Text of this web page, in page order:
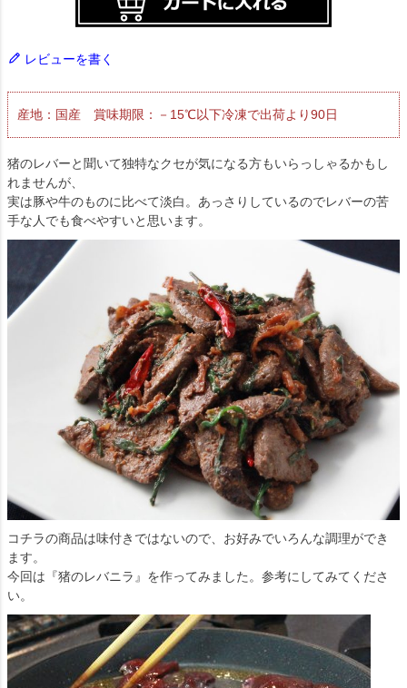
レビューを書く
産地：国産 賞味期限：－15℃以下冷凍で出荷より90日
猪のレバーと聞いて独特なクセが気になる方もいらっしゃるかもし
れませんが、
実は豚や牛のものに比べて淡白。あっさりしているのでレバーの苦
手な人でも食べやすいと思います。
コチラの商品は味付きではないので、お好みでいろんな調理ができ
ます。
今回は『猪のレバニラ』を作ってみました。参考にしてみてくださ
い。